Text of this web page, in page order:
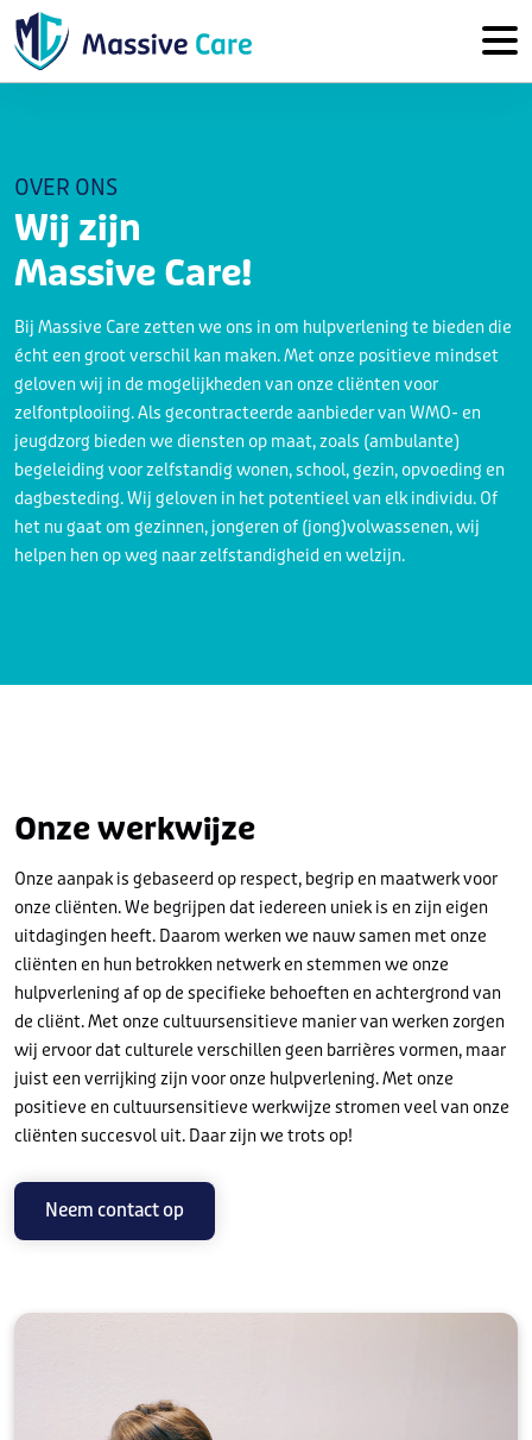
OVER ONS
Wij zijn
Massive Care!
Bij Massive Care zetten we ons in om hulpverlening te bieden die
écht een groot verschil kan maken. Met onze positieve mindset
geloven wij in de mogelijkheden van onze cliënten voor
zelfontplooiing. Als gecontracteerde aanbieder van WMO- en
jeugdzorg bieden we diensten op maat, zoals (ambulante)
begeleiding voor zelfstandig wonen, school, gezin, opvoeding en
dagbesteding. Wij geloven in het potentieel van elk individu. Of
het nu gaat om gezinnen, jongeren of (jong)volwassenen, wij
helpen hen op weg naar zelfstandigheid en welzijn.
Onze werkwijze
Onze aanpak is gebaseerd op respect, begrip en maatwerk voor
onze cliënten. We begrijpen dat iedereen uniek is en zijn eigen
uitdagingen heeft. Daarom werken we nauw samen met onze
cliënten en hun betrokken netwerk en stemmen we onze
hulpverlening af op de specifieke behoeften en achtergrond van
de cliënt. Met onze cultuursensitieve manier van werken zorgen
wij ervoor dat culturele verschillen geen barrières vormen, maar
juist een verrijking zijn voor onze hulpverlening. Met onze
positieve en cultuursensitieve werkwijze stromen veel van onze
cliënten succesvol uit. Daar zijn we trots op!
Neem contact op